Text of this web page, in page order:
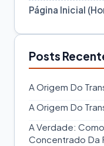
Página Inicial
Posts
A Origem Do
A Origem Do
A Verdade:
Concentrado Da